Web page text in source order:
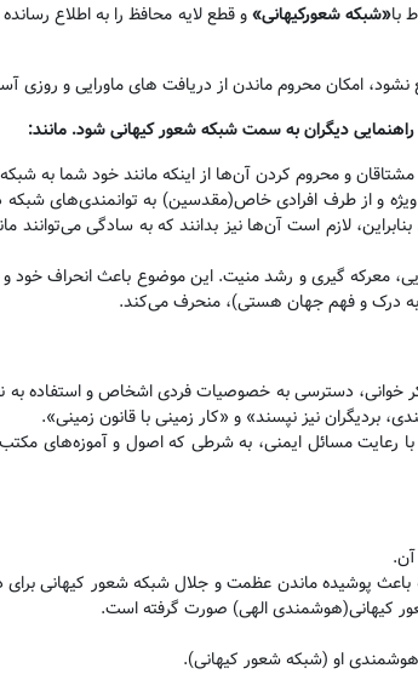
با«شبکه شعورکیهانی»و قطع لایه محافظ را به اطلاع
نشود، امکان محروم ماندن از دریافت های ماورایی و روزی
دیگران به سمت شبکه شعور کیهانی شود. مانند:
و محروم کردن آن‌ها از اینکه مانند خود شما به
ویژه و از طرف افرادی خاص(مقدسین) به توانمندی‌های
لازم است آن‌ها نیز بدانند که به سادگی می‌توانند
معرکه گیری و رشد منیت. این موضوع باعث انحراف خود و
درک و فهم جهان هستی)، منحرف می‌کند.
خوانی، دسترسی به خصوصیات فردی اشخاص و استفاده به
بردیگران نیز نپسند» و «کار زمینی با قانون زمینی».
رعایت مسائل ایمنی، به شرطی که اصول و آموزه‌های مکتب
.
پوشیده ماندن عظمت و جلال شبکه شعور کیهانی برای
کیهانی(هوشمندی الهی) صورت گرفته است.
او (شبکه شعور کیهانی).